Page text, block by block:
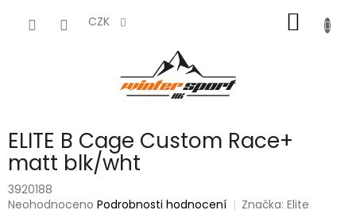
CZK
KOŠÍK
ELITE B Cage Custom Race+
matt blk/wht
3920188
Průměrné
Neohodnoceno Podrobnosti hodnocení Značka:Elite